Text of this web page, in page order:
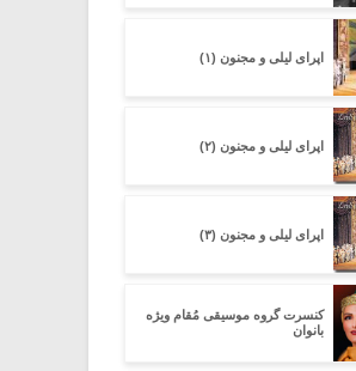
اپرای لیلی و مجنون (۱)
اپرای لیلی و مجنون (۲)
اپرای لیلی و مجنون (۳)
کنسرت گروه موسیقی مُقام ویژه
بانوان